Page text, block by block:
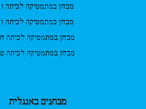
מבחן במתמטיקה לכיתה ו
מבחן במתמטיקה לכיתה ז
מבחן במתמטיקה לכיתה ח
מבחן במתמטיקה לכיתה ט
מבחנים באנגלית